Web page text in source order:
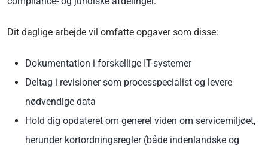
Dit daglige arbejde vil omfatte opgaver som disse:
Dokumentation i forskellige IT-systemer
Deltag i revisioner som processpecialist og levere
nødvendige data
Hold dig opdateret om generel viden om servicemiljøet,
herunder kortordningsregler (både indenlandske og